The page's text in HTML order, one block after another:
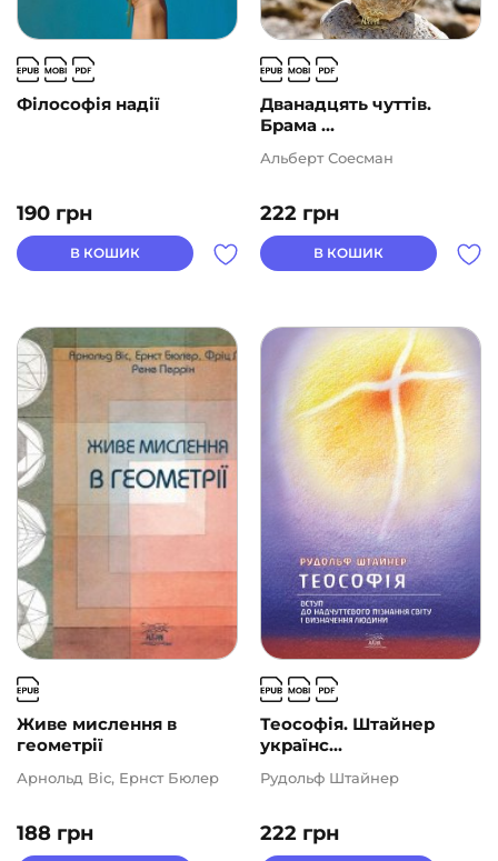
Філософія надії
190 грн
В КОШИК
Дванадцять чуттів.
Брама ...
222 грн
Альберт Соесман
В КОШИК
Живе мислення в
геометрії
188 грн
Арнольд Віс, Ернст Бюлер
Теософія. Штайнер
українс...
222 грн
Рудольф Штайнер